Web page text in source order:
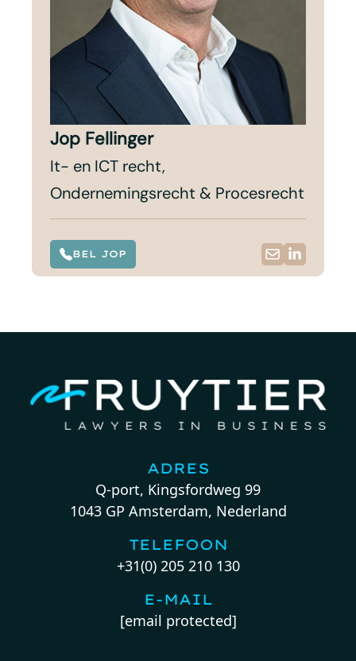
Jop Fellinger
It- en ICT recht,
Ondernemingsrecht & Procesrecht
BEL JOP
ADRES
Q-port, Kingsfordweg 99
1043 GP Amsterdam, Nederland
TELEFOON
+31(0) 205 210 130
E-MAIL
[email protected]